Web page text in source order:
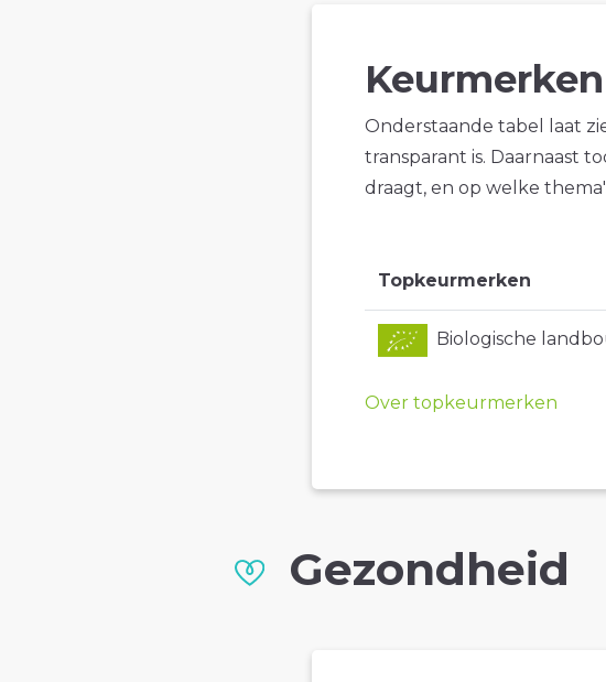
Keurmerken
Onderstaande tabel laat
transparant is. Daarnaast
draagt, en op welke
Topkeurmerken
Biologische
Over topkeurmerken
Gezondheid